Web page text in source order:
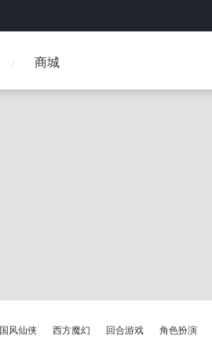
商城
国风仙侠 西方魔幻 回合游戏 角色扮演